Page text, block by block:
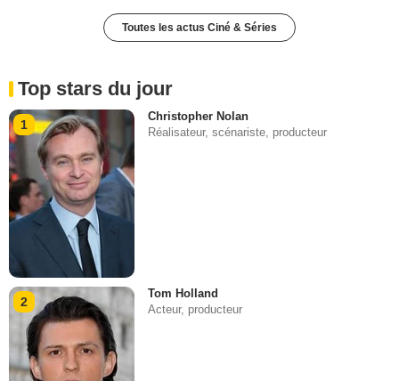
Toutes les actus Ciné & Séries
Top stars du jour
1
Christopher Nolan
Réalisateur, scénariste, producteur
2
Tom Holland
Acteur, producteur